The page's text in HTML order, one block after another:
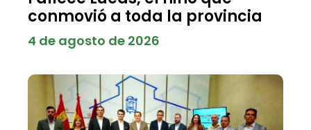
conmovió a toda la provincia
4 de agosto de 2026